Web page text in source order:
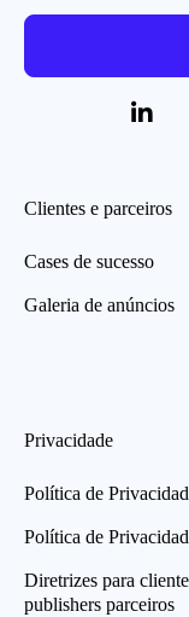
Clientes e parceiros
Cases de sucesso
Galeria de anúncios
Privacidade
Política de
Política de
Diretrizes para
publishers parceiros